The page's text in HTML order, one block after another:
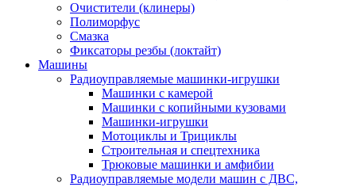
Очистители (клинеры)
Полиморфус
Смазка
Фиксаторы резбы (локтайт)
Машины
Радиоуправляемые машинки-игрушки
Машинки с камерой
Машинки с копийными кузовами
Машинки-игрушки
Мотоциклы и Трициклы
Строительная и спецтехника
Трюковые машинки и амфибии
Радиоуправляемые модели машин с ДВС,